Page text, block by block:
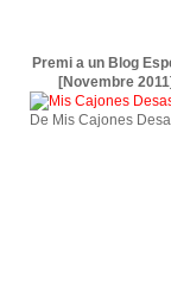
Premi a un Blog
[Novembre
De Mis Cajones